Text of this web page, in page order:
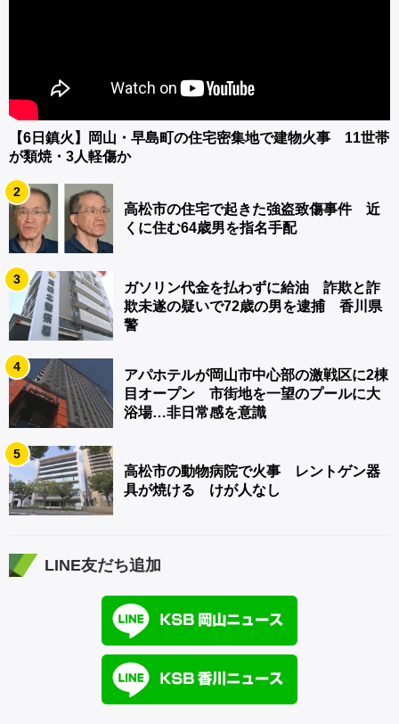
【6日鎮火】岡山・早島町の住宅密集地で建物火事 11世帯
が類焼・3人軽傷か
2
高松市の住宅で起きた強盗致傷事件 近
くに住む64歳男を指名手配
3
ガソリン代金を払わずに給油 詐欺と詐
欺未遂の疑いで72歳の男を逮捕 香川県
警
4
アパホテルが岡山市中心部の激戦区に2棟
目オープン 市街地を一望のプールに大
浴場…非日常感を意識
5
高松市の動物病院で火事 レントゲン器
具が焼ける けが人なし
LINE友だち追加